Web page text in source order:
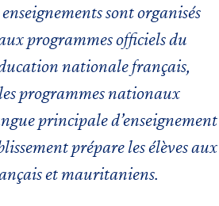
sont organisés
programmes officiels du
nationale français,
programmes nationaux
principale d’enseignement
prépare les élèves aux
et mauritaniens.